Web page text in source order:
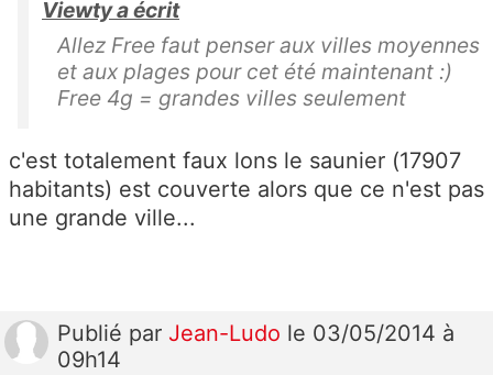
Viewty a écrit
Allez Free faut penser aux villes moyennes
et aux plages pour cet été maintenant :)
Free 4g = grandes villes seulement
c'est totalement faux lons le saunier (17907
habitants) est couverte alors que ce n'est pas
une grande ville...
Publié par Jean-Ludo le 03/05/2014 à
09h14